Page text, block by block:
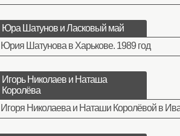
Юра Шатунов и Ласковый май
Юрия Шатунова в Харькове. 1989 год
Игорь Николаев и Наташа
Королёва
Игоря Николаева и Наташи Королёвой в